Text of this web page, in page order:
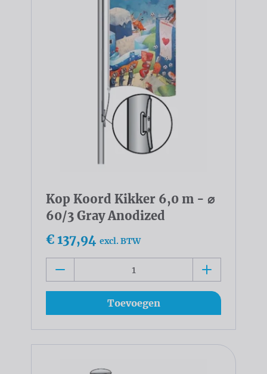
Kop Koord Kikker 6,0 m - ⌀
60/3 Gray Anodized
€ 137,94 excl. BTW
Toevoegen